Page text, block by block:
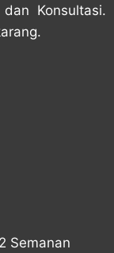
Konsultasi.
Semanan